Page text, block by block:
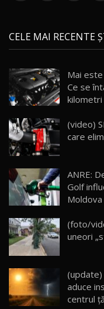
/17:27
15 14:37
16
13:10
17 20:06
Va fi
30:08
23:36
20
Noul
CELE MAI RECENTE
Mai
Ce se
kilometri
(video)
care
ANRE:
Golf
Moldova
(foto/
uneori
(update)
aduce
centrul